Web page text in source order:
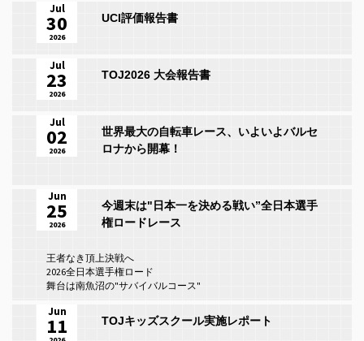
UCI評価報告書
Jul
30
2026
TOJ2026 大会報告書
Jul
23
2026
世界最大の自転車レース、いよいよバルセ
ロナから開幕！
Jul
02
2026
今週末は"日本一を決める戦い”全日本選手
権ロードレース
王者なき頂上決戦へ
2026全日本選手権ロード
舞台は南魚沼の"サバイバルコース"
Jun
25
2026
TOJキッズスクール実施レポート
Jun
11